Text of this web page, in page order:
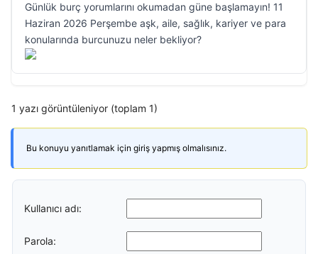
Günlük burç yorumlarını okumadan güne başlamayın! 11
Haziran 2026 Perşembe aşk, aile, sağlık, kariyer ve para
konularında burcunuzu neler bekliyor?
1 yazı görüntüleniyor (toplam 1)
Bu konuyu yanıtlamak için giriş yapmış olmalısınız.
Kullanıcı adı:
Parola: